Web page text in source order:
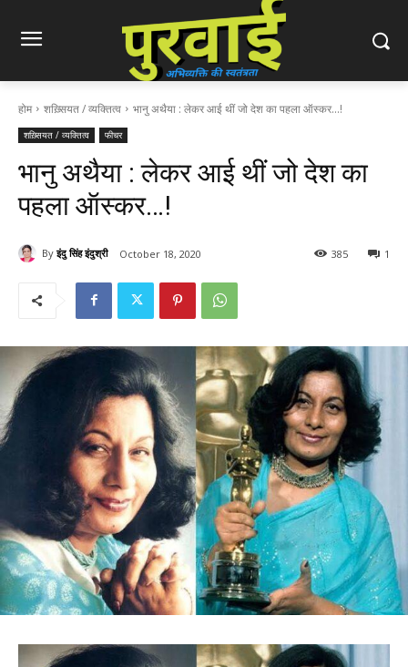
होम शख़्सियत / व्यक्तित्व भानु अथैया : लेकर आई थीं जो देश का पहला ऑस्कर...!
शख़्सियत / व्यक्तित्व फीचर
भानु अथैया : लेकर आई थीं जो देश का
पहला ऑस्कर…!
By इंदु सिंह इंदुश्री October 18, 2020 1
385